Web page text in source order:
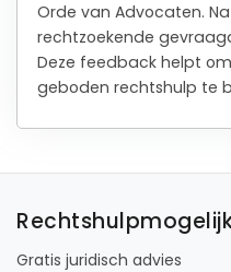
Orde van Advocaten.
rechtzoekende
Deze feedback helpt
geboden rechtshulp te
Gratis juridisch advies